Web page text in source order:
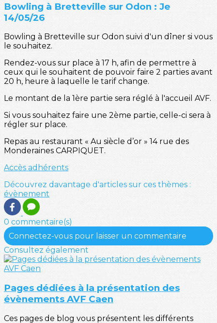
Bowling à Bretteville sur Odon : Je
14/05/26
Bowling à Bretteville sur Odon suivi d'un dîner si vous
le souhaitez.
Rendez-vous sur place à 17 h, afin de permettre à
ceux qui le souhaitent de pouvoir faire 2 parties avant
20 h, heure à laquelle le tarif change.
Le montant de la 1ère partie sera réglé à l'accueil AVF.
Si vous souhaitez faire une 2ème partie, celle-ci sera à
régler sur place.
Repas au restaurant « Au siècle d’or » 14 rue des
Monderaines CARPIQUET.
Accès adhérents
Découvrez davantage d'articles sur ces thèmes :
évènement
0 commentaire(s)
Connectez-vous pour laisser un commentaire
Consultez également
Pages dédiées à la présentation des
évènements AVF Caen
Ces pages de blog vous présentent les différents